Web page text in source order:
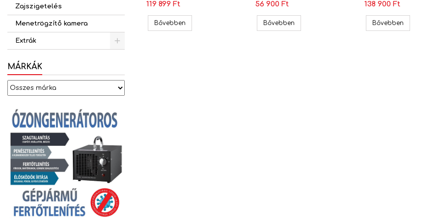
Zajszigetelés
Menetrögzítő kamera
Extrák
MÁRKÁK
119 899 Ft
BővebbenGround Zero GZCS 100.2BMW 10cm-es BMW Hangszóró Szett
56 900 Ft
BővebbenMatch UP X4BMW-FRT.3 10cm-es BMW
138 900 Ft
BővebbenMatch MW